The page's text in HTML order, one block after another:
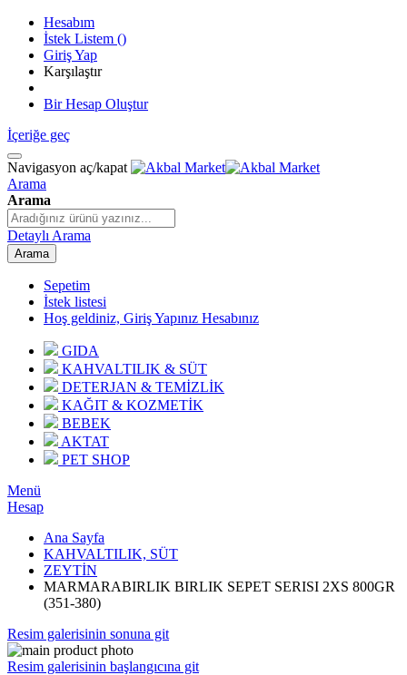
Hesabım
İstek Listem ()
Giriş Yap
Karşılaştır
Bir Hesap Oluştur
İçeriğe geç
Navigasyon aç/kapat
Arama
Arama
Detaylı Arama
Arama
Sepetim
İstek listesi
Hoş geldiniz, Giriş Yapınız Hesabınız
GIDA
KAHVALTILIK & SÜT
DETERJAN & TEMİZLİK
KAĞIT & KOZMETİK
BEBEK
AKTAT
PET SHOP
Menü
Hesap
Ana Sayfa
KAHVALTILIK, SÜT
ZEYTİN
MARMARABIRLIK BIRLIK SEPET SERISI 2XS 800GR
(351-380)
Resim galerisinin sonuna git
Resim galerisinin başlangıcına git